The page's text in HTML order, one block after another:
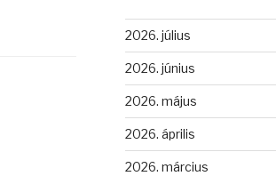
2026. július
2026. június
2026. május
2026. április
2026. március